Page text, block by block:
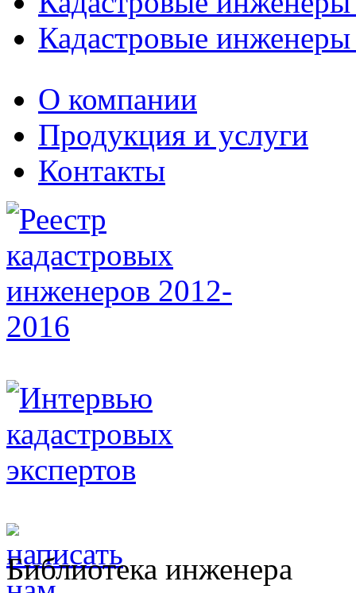
Кадастровые
О компании
Продукция и услуги
Контакты
Библиотека инженера